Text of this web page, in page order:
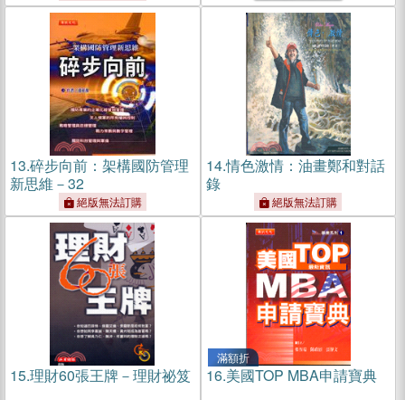
13.碎步向前：架構國防管理
新思維－32
絕版無法訂購
14.情色激情：油畫鄭和對話
錄
絕版無法訂購
15.理財60張王牌－理財祕笈
滿額折
16.美國TOP MBA申請寶典